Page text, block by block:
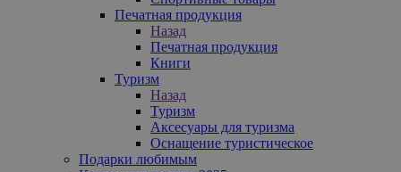
Печатная продукция
Назад
Печатная продукция
Книги
Туризм
Назад
Туризм
Аксесуары для туризма
Оснащение туристическое
Подарки любимым